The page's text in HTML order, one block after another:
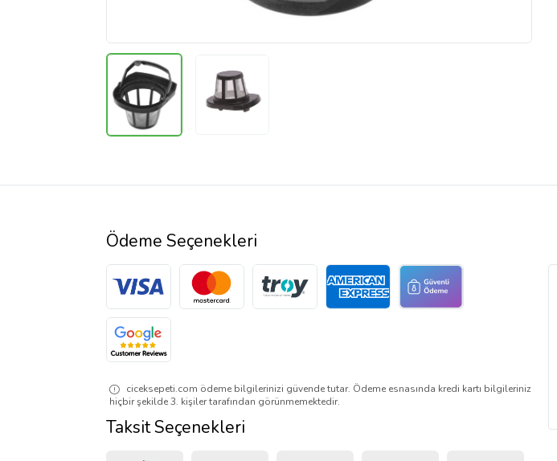
Ödeme Seçenekleri
ciceksepeti.com ödeme bilgilerinizi güvende tutar. Ödeme esnasında kredi kartı bilgileriniz
hiçbir şekilde 3. kişiler tarafından görünmemektedir.
Taksit Seçenekleri